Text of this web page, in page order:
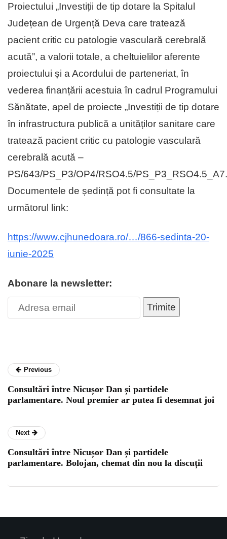
Proiectului „Investiții de tip dotare la Spitalul
Județean de Urgență Deva care tratează
pacient critic cu patologie vasculară cerebrală
acută”, a valorii totale, a cheltuielilor aferente
proiectului și a Acordului de parteneriat, în
vederea finanțării acestuia în cadrul Programului
Sănătate, apel de proiecte „Investiții de tip dotare
în infrastructura publică a unităților sanitare care
tratează pacient critic cu patologie vasculară
cerebrală acută –
PS/643/PS_P3/OP4/RSO4.5/PS_P3_RSO4.5_A7.
Documentele de ședință pot fi consultate la
următorul link:
https://www.cjhunedoara.ro/…/866-sedinta-20-
iunie-2025
Abonare la newsletter:
Trimite
Previous
Consultări între Nicușor Dan și partidele
parlamentare. Noul premier ar putea fi desemnat joi
Next
Consultări între Nicușor Dan și partidele
parlamentare. Bolojan, chemat din nou la discuții